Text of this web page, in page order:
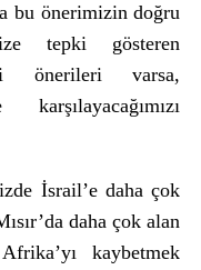
bu önerimizin doğru
tepki gösteren
önerileri varsa,
İsrail’e daha çok
daha çok alan
kaybetmek